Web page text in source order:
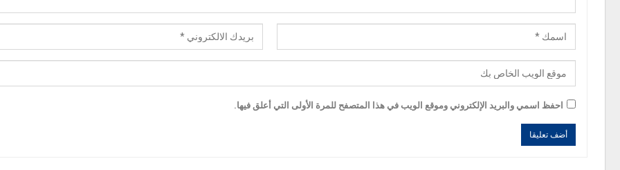
احفظ اسمي والبريد الإلكتروني وموقع الويب في هذا المتصفح للمرة الأولى التي أعلق فيها.